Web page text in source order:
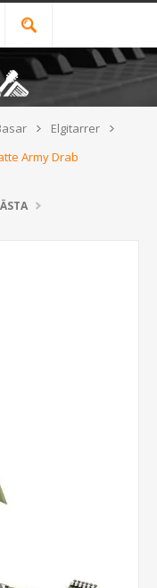
Elgitarrer
Army Drab